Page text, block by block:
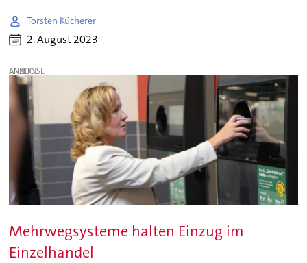
Torsten Kücherer
2. August 2023
ANZEIGE
Mehrwegsysteme halten Einzug im
Einzelhandel